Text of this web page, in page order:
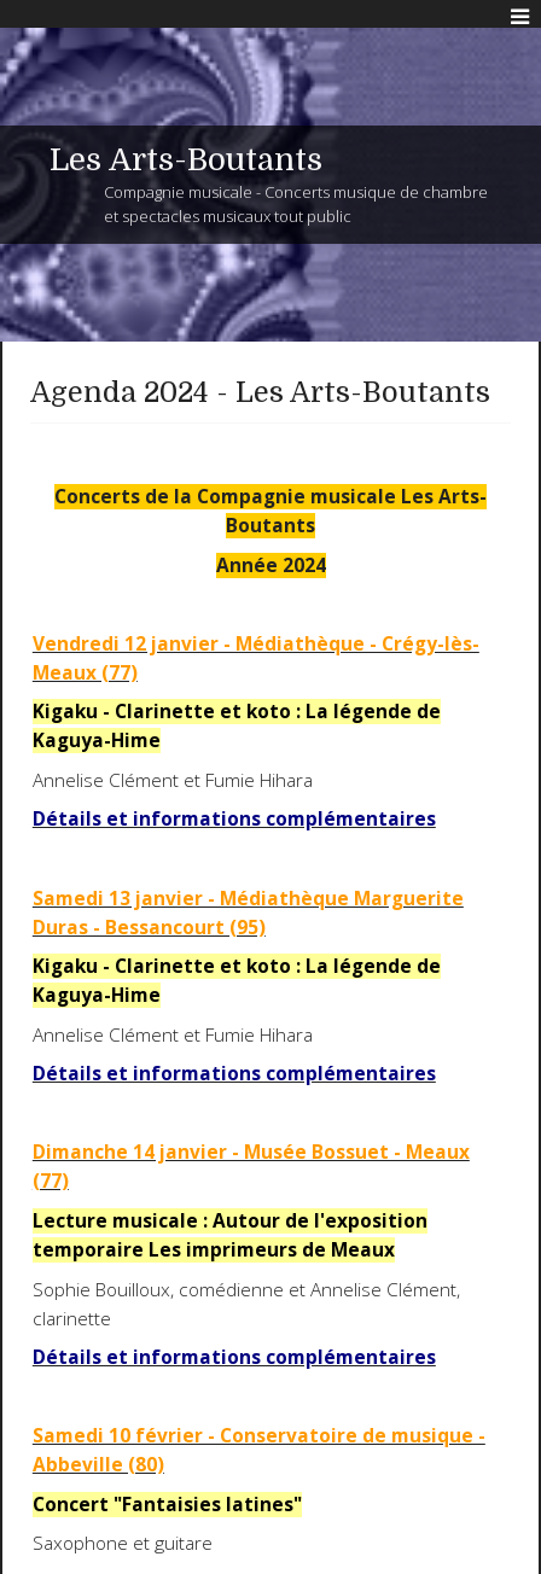
Les Arts-Boutants
Compagnie musicale - Concerts musique de chambre
et spectacles musicaux tout public
Agenda 2024 - Les Arts-Boutants
Concerts de la Compagnie musicale Les Arts-
Boutants
Année 2024
Vendredi 12 janvier - Médiathèque - Crégy-lès-
Meaux (77)
Kigaku - Clarinette et koto : La légende de
Kaguya-Hime
Annelise Clément et Fumie Hihara
Détails et informations complémentaires
Samedi 13 janvier - Médiathèque Marguerite
Duras - Bessancourt (95)
Kigaku - Clarinette et koto : La légende de
Kaguya-Hime
Annelise Clément et Fumie Hihara
Détails et informations complémentaires
Dimanche 14 janvier - Musée Bossuet - Meaux
(77)
Lecture musicale : Autour de l'exposition
temporaire Les imprimeurs de Meaux
Sophie Bouilloux, comédienne et Annelise Clément,
clarinette
Détails et informations complémentaires
Samedi 10 février - Conservatoire de musique -
Abbeville (80)
Concert "Fantaisies latines"
Saxophone et guitare